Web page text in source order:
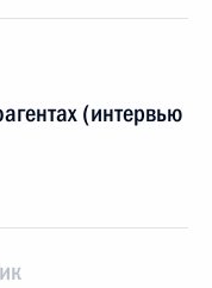
(интервью